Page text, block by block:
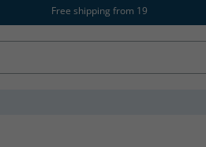
Free shipping from 19